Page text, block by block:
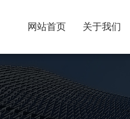
网站首页 关于我们